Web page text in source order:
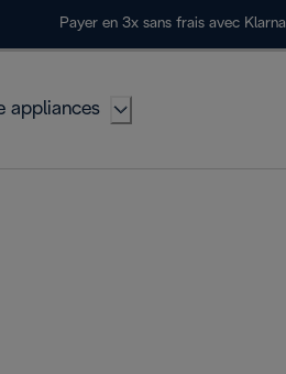
Payer en 3x sans frais avec Klarna
appliances